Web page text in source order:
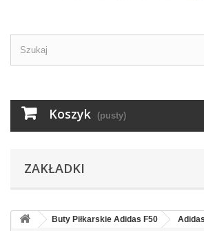
Koszyk (pusty)
ZAKŁADKI
Buty Piłkarskie Adidas F50